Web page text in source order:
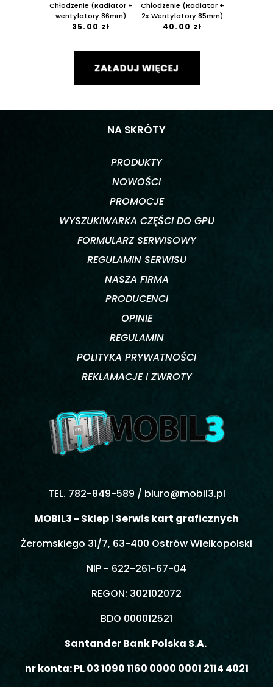
Chłodzenie (Radiator +
wentylatory 86mm)
35.00 zł
Chłodzenie (Radiator +
2x Wentylatory 85mm)
40.00 zł
NA SKRÓTY
PRODUKTY
NOWOŚCI
PROMOCJE
WYSZUKIWARKA CZĘŚCI DO GPU
FORMULARZ SERWISOWY
REGULAMIN SERWISU
NASZA FIRMA
PRODUCENCI
OPINIE
REGULAMIN
POLITYKA PRYWATNOŚCI
REKLAMACJE I ZWROTY
TEL. 782-849-589 / biuro@mobil3.pl
MOBIL3 - Sklep i Serwis kart graficznych
Żeromskiego 31/7, 63-400 Ostrów Wielkopolski
NIP - 622-261-67-04
REGON: 302102072
BDO 000012521
Santander Bank Polska S.A.
nr konta: PL 03 1090 1160 0000 0001 2114 4021